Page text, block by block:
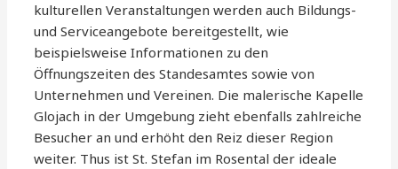
kulturellen Veranstaltungen werden auch Bildungs-
und Serviceangebote bereitgestellt, wie
beispielsweise Informationen zu den
Öffnungszeiten des Standesamtes sowie von
Unternehmen und Vereinen. Die malerische Kapelle
Glojach in der Umgebung zieht ebenfalls zahlreiche
Besucher an und erhöht den Reiz dieser Region
weiter. Thus ist St. Stefan im Rosental der ideale